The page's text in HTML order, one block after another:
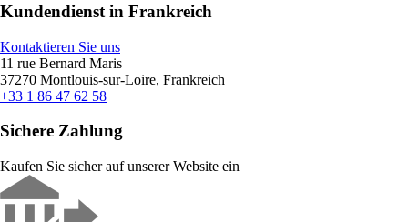
Kundendienst in Frankreich
Kontaktieren Sie uns
11 rue Bernard Maris
37270 Montlouis-sur-Loire, Frankreich
+33 1 86 47 62 58
Sichere Zahlung
Kaufen Sie sicher auf unserer Website ein